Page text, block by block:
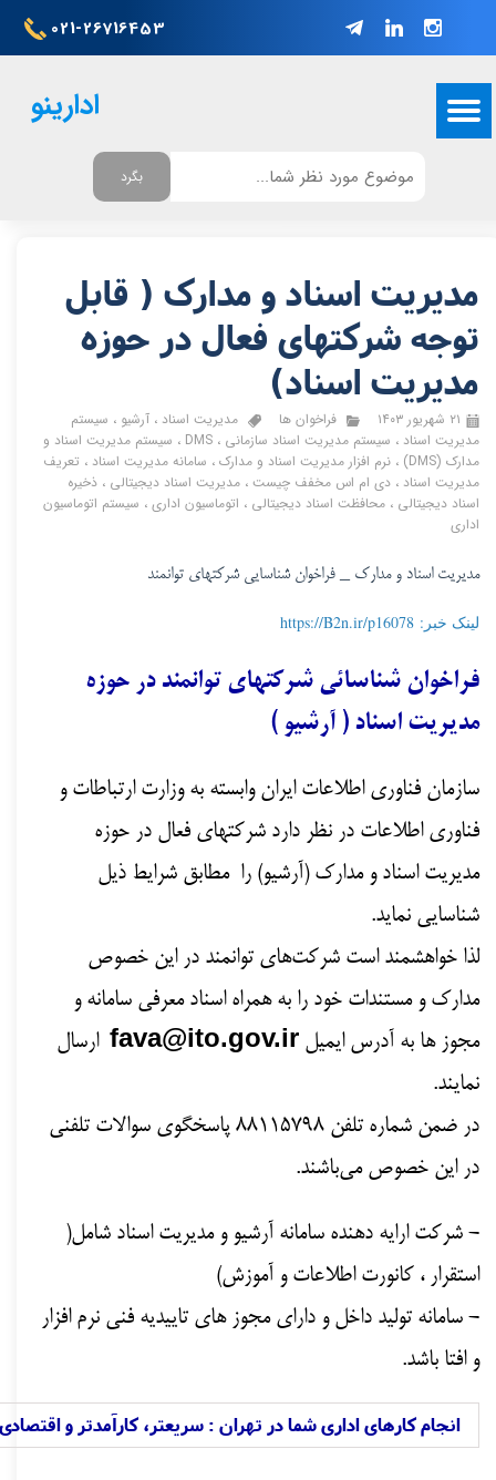
021-26716453
ادارینو
بگرد
مدیریت اسناد و مدارک ( قابل
توجه شرکتهای فعال در حوزه
مدیریت اسناد)
۲۱ شهریور ۱۴۰۳ فراخوان ها مدیریت اسناد ، آرشیو ، سیستم
مدیریت اسناد ، سیستم مدیریت اسناد سازمانی ، DMS ، سیستم مدیریت اسناد و
مدارک (DMS)
، نرم افزار مدیریت اسناد و مدارک ، سامانه مدیریت اسناد ، تعریف
مدیریت اسناد ، دی ام اس مخفف چیست ، مدیریت اسناد دیجیتالی ، ذخیره
اسناد دیجیتالی ، محافظت اسناد دیجیتالی ، اتوماسیون اداری ، سیستم اتوماسیون
اداری
مدیریت اسناد و مدارک _ فراخوان شناسایی شرکتهای توانمند
لینک خبر: https://B2n.ir/p16078
فراخوان شناسائی شرکتهای توانمند در حوزه
مدیریت اسناد ( آرشیو )
سازمان فناوری اطلاعات ایران وابسته به وزارت ارتباطات و
فناوری اطلاعات در نظر دارد شرکت­های فعال در حوزه
مدیریت اسناد و مدارک (آرشیو) را مطابق شرایط ذیل
شناسایی نماید.
لذا خواهشمند است شرکت‌های توانمند در این خصوص
مدارک و مستندات خود را به همراه اسناد معرفی سامانه و
مجوز ها به آدرس ایمیل fava@ito.gov.ir ارسال
نمایند.
در ضمن شماره تلفن 88115798 پاسخگوی سوالات تلفنی
در این خصوص می‌باشند.
- شرکت ارایه دهنده سامانه آرشیو و مدیریت اسناد شامل(
استقرار ، کانورت اطلاعات و آموزش)
- سامانه تولید داخل و دارای مجوز های تاییدیه فنی نرم افزار
و افتا باشد.
انجام کارهای اداری شما در تهران : سریعتر، کارآمدتر و